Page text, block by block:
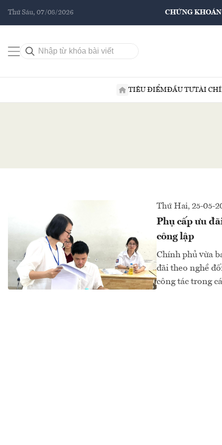
Thứ Sáu, 07/08/2026 CHỨNG KHOÁN
TIÊU ĐIỂMĐẦU TƯTÀI
Thứ Hai, 25-05-
Phụ cấp ưu
công lập
Chính phủ vừa
đãi theo nghề
công tác trong